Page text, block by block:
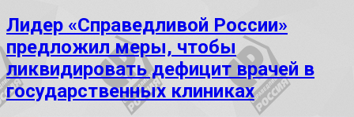
Лидер «Справедливой России»
предложил меры, чтобы
ликвидировать дефицит врачей в
государственных клиниках